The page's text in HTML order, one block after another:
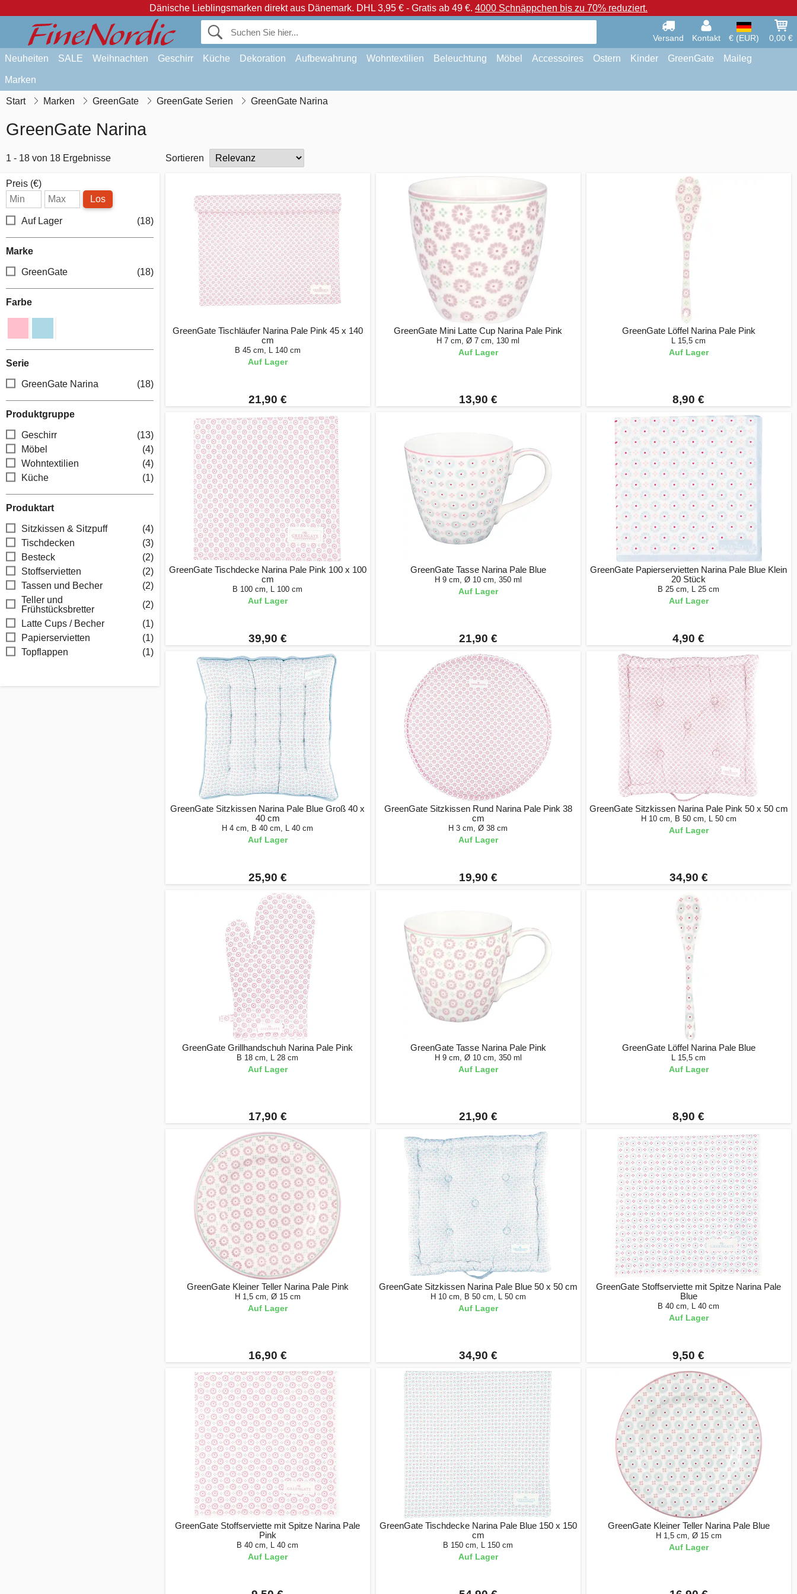
Dänische Lieblingsmarken direkt aus Dänemark. DHL 3,95 € - Gratis ab 49 €. 4000 Schnäppchen bis zu 70% reduziert.
Versand Kontakt € (EUR) 0,00 €
Neuheiten SALE Weihnachten Geschirr Küche Dekoration Aufbewahrung Wohntextilien Beleuchtung Möbel Accessoires Ostern Kinder GreenGate Maileg
Marken
Start Marken GreenGate GreenGate Serien GreenGate Narina
GreenGate Narina
1 - 18 von 18 Ergebnisse Sortieren
Preis (€)
Los
Auf Lager (18)
Marke
GreenGate (18)
Farbe
Serie
GreenGate Narina (18)
Produktgruppe
Geschirr
(13)
Möbel
(4)
Wohntextilien
(4)
Küche
(1)
Produktart
Sitzkissen & Sitzpuff
(4)
Tischdecken
(3)
Besteck
(2)
Stoffservietten
(2)
Tassen und Becher
(2)
Teller und
Frühstücksbretter
(2)
Latte Cups / Becher
(1)
Papierservietten
(1)
Topflappen
(1)
GreenGate Tischläufer Narina Pale Pink 45 x 140
cm
B 45 cm, L 140 cm
Auf Lager
21,90 €
GreenGate Mini Latte Cup Narina Pale Pink
H 7 cm, Ø 7 cm, 130 ml
Auf Lager
13,90 €
GreenGate Löffel Narina Pale Pink
L 15,5 cm
Auf Lager
8,90 €
GreenGate Tischdecke Narina Pale Pink 100 x 100
cm
B 100 cm, L 100 cm
Auf Lager
39,90 €
GreenGate Tasse Narina Pale Blue
H 9 cm, Ø 10 cm, 350 ml
Auf Lager
21,90 €
GreenGate Papierservietten Narina Pale Blue Klein
20 Stück
B 25 cm, L 25 cm
Auf Lager
4,90 €
GreenGate Sitzkissen Narina Pale Blue Groß 40 x
40 cm
H 4 cm, B 40 cm, L 40 cm
Auf Lager
25,90 €
GreenGate Sitzkissen Rund Narina Pale Pink 38
cm
H 3 cm, Ø 38 cm
Auf Lager
19,90 €
GreenGate Sitzkissen Narina Pale Pink 50 x 50 cm
H 10 cm, B 50 cm, L 50 cm
Auf Lager
34,90 €
GreenGate Grillhandschuh Narina Pale Pink
B 18 cm, L 28 cm
Auf Lager
17,90 €
GreenGate Tasse Narina Pale Pink
H 9 cm, Ø 10 cm, 350 ml
Auf Lager
21,90 €
GreenGate Löffel Narina Pale Blue
L 15,5 cm
Auf Lager
8,90 €
GreenGate Kleiner Teller Narina Pale Pink
H 1,5 cm, Ø 15 cm
Auf Lager
16,90 €
GreenGate Sitzkissen Narina Pale Blue 50 x 50 cm
H 10 cm, B 50 cm, L 50 cm
Auf Lager
34,90 €
GreenGate Stoffserviette mit Spitze Narina Pale
Blue
B 40 cm, L 40 cm
Auf Lager
9,50 €
GreenGate Stoffserviette mit Spitze Narina Pale
Pink
B 40 cm, L 40 cm
Auf Lager
GreenGate Tischdecke Narina Pale Blue 150 x 150
cm
B 150 cm, L 150 cm
Auf Lager
GreenGate Kleiner Teller Narina Pale Blue
H 1,5 cm, Ø 15 cm
Auf Lager